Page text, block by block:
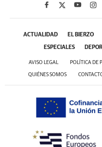
ACTUALIDAD EL BIERZO
ESPECIALES
AVISO LEGAL POLÍTICA DE
QUIÉNES SOMOS